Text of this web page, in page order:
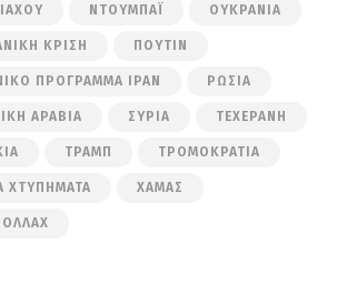
ΝΤΟΥΜΠΆΙ ΟΥΚΡΑΝΊΑ
ΚΡΊΣΗ ΠΟΎΤΙΝ
ΠΡΌΓΡΑΜΜΑ ΙΡΆΝ ΡΩΣΊΑ
ΑΡΑΒΊΑ ΣΥΡΊΑ ΤΕΧΕΡΆΝΗ
ΤΡΑΜΠ ΤΡΟΜΟΚΡΑΤΊΑ
ΧΤΥΠΉΜΑΤΑ ΧΑΜΆΣ